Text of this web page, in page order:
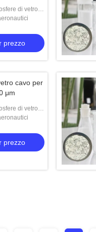
di vetro
prezzo
cavo per
μm
di vetro
prezzo